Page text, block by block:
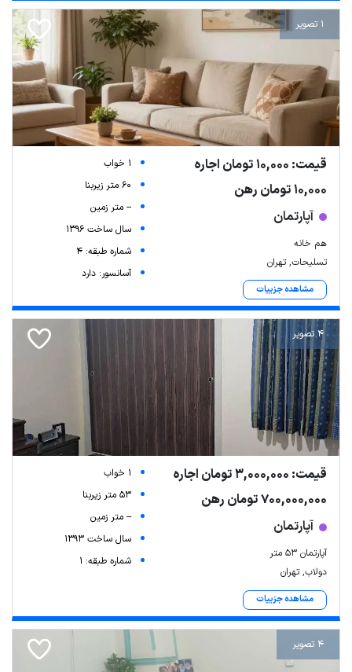
1 تصویر
قیمت: 10,000 تومان اجاره
10,000 تومان رهن
آپارتمان
هم خانه
تسلیحات, تهران
مشاهده جزییات
1 خواب
60 متر زیربنا
-- متر زمین
سال ساخت 1396
شماره طبقه: 4
آسانسور: دارد
4 تصویر
قیمت: 3,000,000 تومان اجاره
700,000,000 تومان رهن
آپارتمان
آپارتمان ۵۳ متر
دولاب, تهران
مشاهده جزییات
1 خواب
53 متر زیربنا
-- متر زمین
سال ساخت 1393
شماره طبقه: 1
4 تصویر